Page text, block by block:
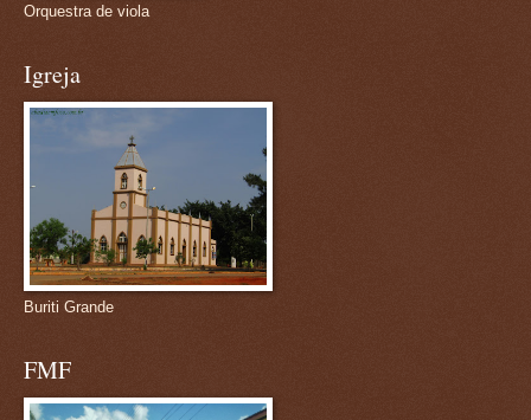
Orquestra de viola
Igreja
Buriti Grande
FMF